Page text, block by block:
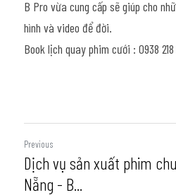
B Pro vừa cung cấp sẽ giúp cho
hình và video để đời.
Book lịch quay phim cưới : 0938 218
Previous
Dịch vụ sản xuất phim
Nẵng - B...